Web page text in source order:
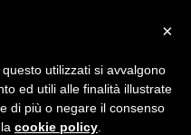
×
utilizzati si avvalgono
ed utili alle finalità illustrate
di più o negare il consenso
cookie policy